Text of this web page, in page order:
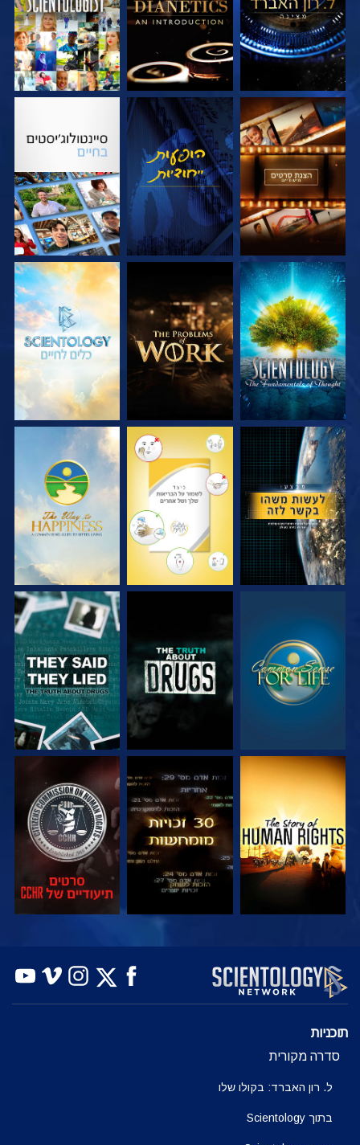
בדוק את הסדרה צפה בדוק את הסדרה
בדוק את הסדרה בדוק את הסדרה בדוק את הסדרה
צפה צפה
צפה צפה צפה
צפה צפה צפה
צפה בדוק את הסדרה
תוכניות
סדרה מקורית
ל. רון האברד: בקולו שלו
בתוך Scientology